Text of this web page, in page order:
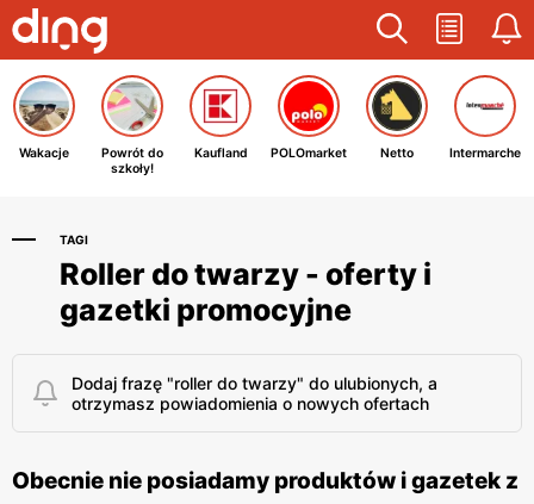
Wakacje
Powrót do
szkoły!
Kaufland POLOmarket Netto Intermarche
TAGI
Roller do twarzy - oferty i
gazetki promocyjne
Dodaj frazę "roller do twarzy" do ulubionych, a
otrzymasz powiadomienia o nowych ofertach
Obecnie nie posiadamy produktów i gazetek z